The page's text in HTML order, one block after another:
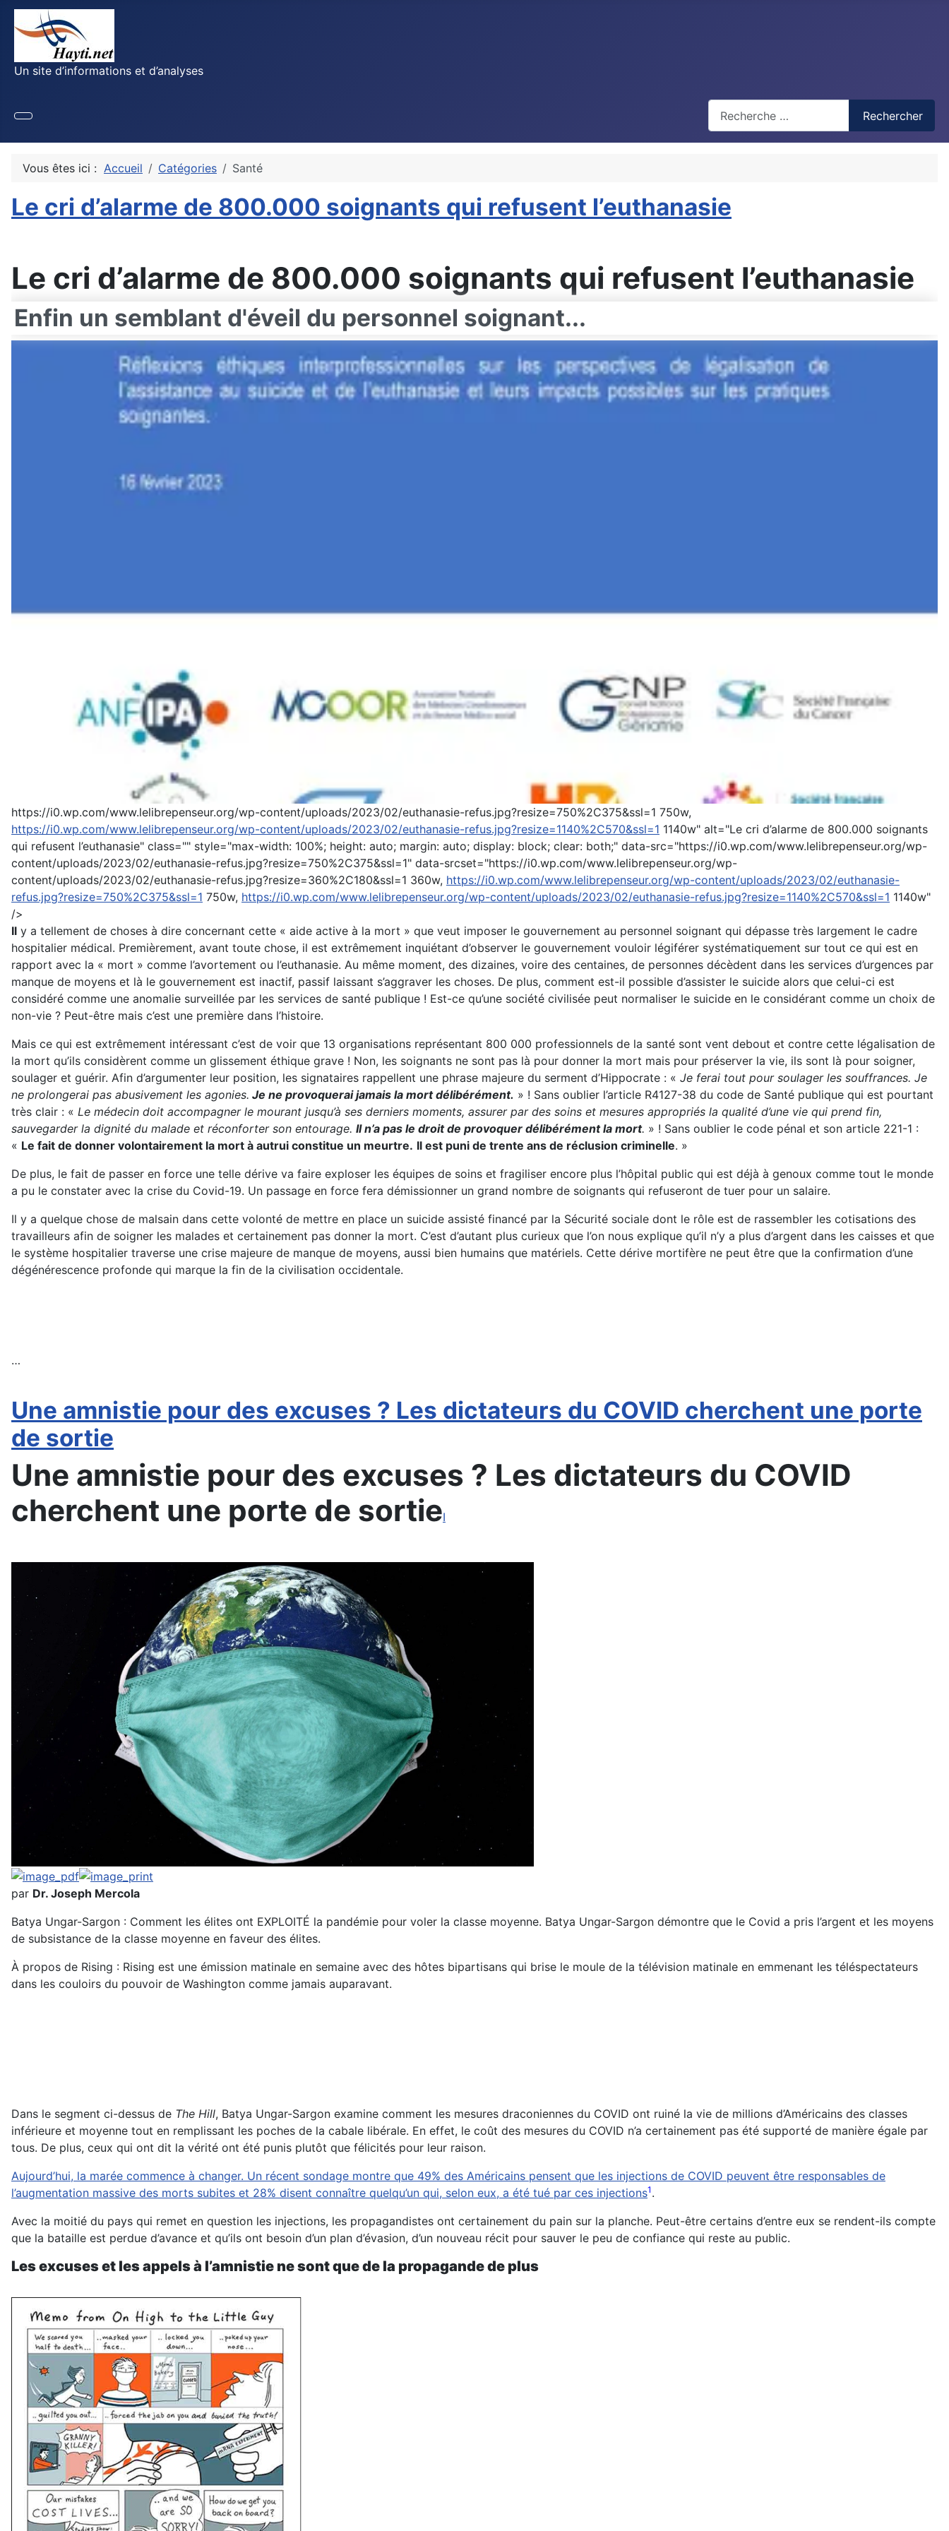
Un site d’informations et d’analyses
Rechercher
Vous êtes ici : Accueil Catégories Santé
Le cri d’alarme de 800.000 soignants qui refusent l’euthanasie
Le cri d’alarme de 800.000 soignants qui refusent l’euthanasie
Enfin un semblant d'éveil du personnel soignant...
https://i0.wp.com/www.lelibrepenseur.org/wp-content/uploads/2023/02/euthanasie-refus.jpg?resize=750%2C375&ssl=1 750w,
https://i0.wp.com/www.lelibrepenseur.org/wp-content/uploads/2023/02/euthanasie-refus.jpg?resize=1140%2C570&ssl=1 1140w" alt="Le cri d’alarme de 800.000 soignants
qui refusent l’euthanasie" class="" style="max-width: 100%; height: auto; margin: auto; display: block; clear: both;" data-src="https://i0.wp.com/www.lelibrepenseur.org/wp-
content/uploads/2023/02/euthanasie-refus.jpg?resize=750%2C375&ssl=1" data-srcset="https://i0.wp.com/www.lelibrepenseur.org/wp-
content/uploads/2023/02/euthanasie-refus.jpg?resize=360%2C180&ssl=1 360w, https://i0.wp.com/www.lelibrepenseur.org/wp-content/uploads/2023/02/euthanasie-
refus.jpg?resize=750%2C375&ssl=1 750w, https://i0.wp.com/www.lelibrepenseur.org/wp-content/uploads/2023/02/euthanasie-refus.jpg?resize=1140%2C570&ssl=1 1140w"
/>
Il y a tellement de choses à dire concernant cette « aide active à la mort » que veut imposer le gouvernement au personnel soignant qui dépasse très largement le cadre
hospitalier médical. Premièrement, avant toute chose, il est extrêmement inquiétant d’observer le gouvernement vouloir légiférer systématiquement sur tout ce qui est en
rapport avec la « mort » comme l’avortement ou l’euthanasie. Au même moment, des dizaines, voire des centaines, de personnes décèdent dans les services d’urgences par
manque de moyens et là le gouvernement est inactif, passif laissant s’aggraver les choses. De plus, comment est-il possible d’assister le suicide alors que celui-ci est
considéré comme une anomalie surveillée par les services de santé publique ! Est-ce qu’une société civilisée peut normaliser le suicide en le considérant comme un choix de
non-vie ? Peut-être mais c’est une première dans l’histoire.
Mais ce qui est extrêmement intéressant c’est de voir que 13 organisations représentant 800 000 professionnels de la santé sont vent debout et contre cette légalisation de
la mort qu’ils considèrent comme un glissement éthique grave ! Non, les soignants ne sont pas là pour donner la mort mais pour préserver la vie, ils sont là pour soigner,
soulager et guérir. Afin d’argumenter leur position, les signataires rappellent une phrase majeure du serment d’Hippocrate : « Je ferai tout pour soulager les souffrances. Je
ne prolongerai pas abusivement les agonies. Je ne provoquerai jamais la mort délibérément. » ! Sans oublier l’article R4127-38 du code de Santé publique qui est pourtant
très clair : « Le médecin doit accompagner le mourant jusqu’à ses derniers moments, assurer par des soins et mesures appropriés la qualité d’une vie qui prend fin,
sauvegarder la dignité du malade et réconforter son entourage. Il n’a pas le droit de provoquer délibérément la mort. » ! Sans oublier le code pénal et son article 221-1 :
« Le fait de donner volontairement la mort à autrui constitue un meurtre. Il est puni de trente ans de réclusion criminelle. »
De plus, le fait de passer en force une telle dérive va faire exploser les équipes de soins et fragiliser encore plus l’hôpital public qui est déjà à genoux comme tout le monde
a pu le constater avec la crise du Covid-19. Un passage en force fera démissionner un grand nombre de soignants qui refuseront de tuer pour un salaire.
Il y a quelque chose de malsain dans cette volonté de mettre en place un suicide assisté financé par la Sécurité sociale dont le rôle est de rassembler les cotisations des
travailleurs afin de soigner les malades et certainement pas donner la mort. C’est d’autant plus curieux que l’on nous explique qu’il n’y a plus d’argent dans les caisses et que
le système hospitalier traverse une crise majeure de manque de moyens, aussi bien humains que matériels. Cette dérive mortifère ne peut être que la confirmation d’une
dégénérescence profonde qui marque la fin de la civilisation occidentale.
…
Une amnistie pour des excuses ? Les dictateurs du COVID cherchent une porte
de sortie
Une amnistie pour des excuses ? Les dictateurs du COVID
cherchent une porte de sortieI
par Dr. Joseph Mercola
Batya Ungar-Sargon : Comment les élites ont EXPLOITÉ la pandémie pour voler la classe moyenne. Batya Ungar-Sargon démontre que le Covid a pris l’argent et les moyens
de subsistance de la classe moyenne en faveur des élites.
À propos de Rising : Rising est une émission matinale en semaine avec des hôtes bipartisans qui brise le moule de la télévision matinale en emmenant les téléspectateurs
dans les couloirs du pouvoir de Washington comme jamais auparavant.
Dans le segment ci-dessus de The Hill, Batya Ungar-Sargon examine comment les mesures draconiennes du COVID ont ruiné la vie de millions d’Américains des classes
inférieure et moyenne tout en remplissant les poches de la cabale libérale. En effet, le coût des mesures du COVID n’a certainement pas été supporté de manière égale par
tous. De plus, ceux qui ont dit la vérité ont été punis plutôt que félicités pour leur raison.
Aujourd’hui, la marée commence à changer. Un récent sondage montre que 49% des Américains pensent que les injections de COVID peuvent être responsables de
l’augmentation massive des morts subites et 28% disent connaître quelqu’un qui, selon eux, a été tué par ces injections1 .
Avec la moitié du pays qui remet en question les injections, les propagandistes ont certainement du pain sur la planche. Peut-être certains d’entre eux se rendent-ils compte
que la bataille est perdue d’avance et qu’ils ont besoin d’un plan d’évasion, d’un nouveau récit pour sauver le peu de confiance qui reste au public.
Les excuses et les appels à l’amnistie ne sont que de la propagande de plus